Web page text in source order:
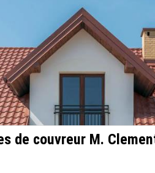
de couvreur M.